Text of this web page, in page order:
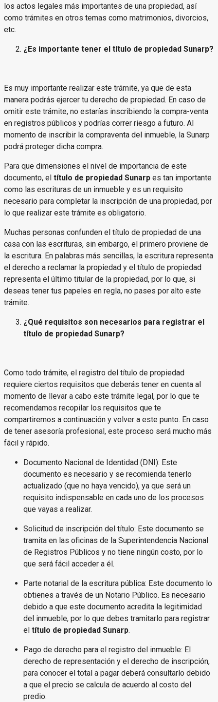
los actos legales más importantes de una propiedad, así
como trámites en otros temas como matrimonios, divorcios,
etc.
¿Es importante tener el título de propiedad Sunarp?
Es muy importante realizar este trámite, ya que de esta
manera podrás ejercer tu derecho de propiedad. En caso de
omitir este trámite, no estarías inscribiendo la compra-venta
en registros públicos y podrías correr riesgo a futuro. Al
momento de inscribir la compraventa del inmueble, la Sunarp
podrá proteger dicha compra.
Para que dimensiones el nivel de importancia de este
documento, el título de propiedad Sunarp es tan importante
como las escrituras de un inmueble y es un requisito
necesario para completar la inscripción de una propiedad, por
lo que realizar este trámite es obligatorio.
Muchas personas confunden el título de propiedad de una
casa con las escrituras, sin embargo, el primero proviene de
la escritura. En palabras más sencillas, la escritura representa
el derecho a reclamar la propiedad y el título de propiedad
representa el último titular de la propiedad, por lo que, si
deseas tener tus papeles en regla, no pases por alto este
trámite.
¿Qué requisitos son necesarios para registrar el
título de propiedad Sunarp?
Como todo trámite, el registro del título de propiedad
requiere ciertos requisitos que deberás tener en cuenta al
momento de llevar a cabo este trámite legal, por lo que te
recomendamos recopilar los requisitos que te
compartiremos a continuación y volver a este punto. En caso
de tener asesoría profesional, este proceso será mucho más
fácil y rápido.
Documento Nacional de Identidad (DNI): Este
documento es necesario y se recomienda tenerlo
actualizado (que no haya vencido), ya que será un
requisito indispensable en cada uno de los procesos
que vayas a realizar.
Solicitud de inscripción del título: Este documento se
tramita en las oficinas de la Superintendencia Nacional
de Registros Públicos y no tiene ningún costo, por lo
que será fácil acceder a él.
Parte notarial de la escritura pública: Este documento lo
obtienes a través de un Notario Público. Es necesario
debido a que este documento acredita la legitimidad
del inmueble, por lo que debes tramitarlo para registrar
el título de propiedad Sunarp.
Pago de derecho para el registro del inmueble: El
derecho de representación y el derecho de inscripción,
para conocer el total a pagar deberá consultarlo debido
a que el precio se calcula de acuerdo al costo del
predio.